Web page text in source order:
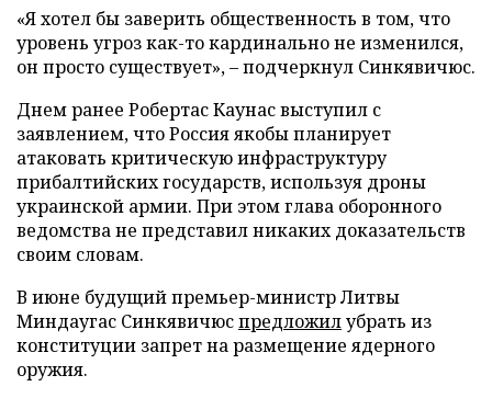
«Я хотел бы заверить общественность в том, что
уровень угроз как-то кардинально не изменился,
он просто существует», – подчеркнул Синкявичюс.
Днем ранее Робертас Каунас выступил с
заявлением, что Россия якобы планирует
атаковать критическую инфраструктуру
прибалтийских государств, используя дроны
украинской армии. При этом глава оборонного
ведомства не представил никаких доказательств
своим словам.
В июне будущий премьер-министр Литвы
Миндаугас Синкявичюспредложилубрать из
конституции запрет на размещение ядерного
оружия.